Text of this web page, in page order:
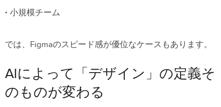
小規模チーム
では、Figmaのスピード感が優位なケースもあります。
AIによって「デザイン」の定義そ
のものが変わる